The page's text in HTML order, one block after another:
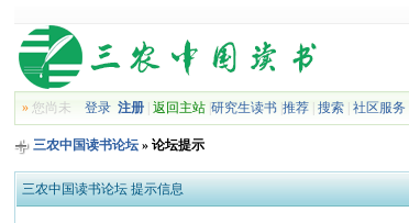
» 您尚未登录 注册 |返回主站 |研究生读书 |推荐 |搜索 |社区服务
三农中国读书论坛 » 论坛提示
三农中国读书论坛 提示信息